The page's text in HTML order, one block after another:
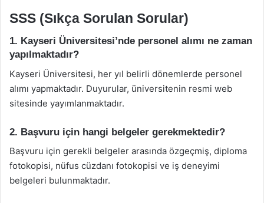
SSS (Sıkça Sorulan Sorular)
1. Kayseri Üniversitesi’nde personel alımı ne zaman
yapılmaktadır?
Kayseri Üniversitesi, her yıl belirli dönemlerde personel
alımı yapmaktadır. Duyurular, üniversitenin resmi web
sitesinde yayımlanmaktadır.
2. Başvuru için hangi belgeler gerekmektedir?
Başvuru için gerekli belgeler arasında özgeçmiş, diploma
fotokopisi, nüfus cüzdanı fotokopisi ve iş deneyimi
belgeleri bulunmaktadır.